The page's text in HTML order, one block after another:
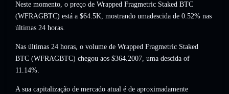
Neste momento, o preço de Wrapped Fragmetric Staked BTC
(WFRAGBTC) está a $64.5K, mostrando umadescida de 0.52% nas
últimas 24 horas.
Nas últimas 24 horas, o volume de Wrapped Fragmetric Staked
BTC (WFRAGBTC) chegou aos $364.2007, uma descida of
11.14%.
A sua capitalização de mercado atual é de aproximadamente